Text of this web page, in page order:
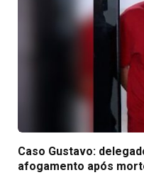
Caso Gustavo:
afogamento após